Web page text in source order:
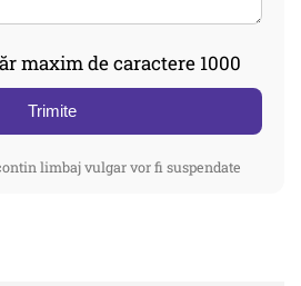
maxim de caractere 1000
Trimite
limbaj vulgar vor fi suspendate